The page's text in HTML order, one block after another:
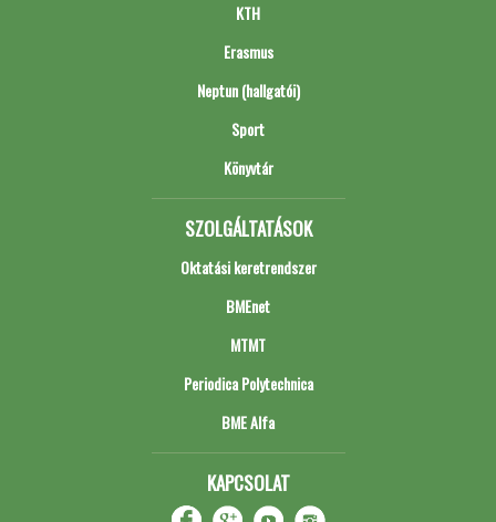
KTH
Erasmus
Neptun (hallgatói)
Sport
Könyvtár
SZOLGÁLTATÁSOK
Oktatási keretrendszer
BMEnet
MTMT
Periodica Polytechnica
BME Alfa
KAPCSOLAT